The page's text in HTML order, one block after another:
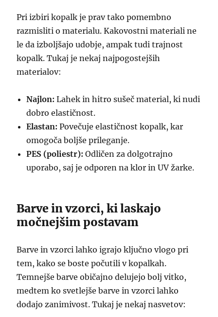
Pri izbiri kopalk je prav tako pomembno
razmisliti o materialu. Kakovostni materiali ne
le da izboljšajo udobje, ampak tudi trajnost
kopalk. Tukaj je nekaj najpogostejših
materialov:
Najlon: Lahek in hitro sušeč material, ki nudi
dobro elastičnost.
Elastan: Povečuje elastičnost kopalk, kar
omogoča boljše prileganje.
PES (poliestr): Odličen za dolgotrajno
uporabo, saj je odporen na klor in UV žarke.
Barve in vzorci, ki laskajo
močnejšim postavam
Barve in vzorci lahko igrajo ključno vlogo pri
tem, kako se boste počutili v kopalkah.
Temnejše barve običajno delujejo bolj vitko,
medtem ko svetlejše barve in vzorci lahko
dodajo zanimivost. Tukaj je nekaj nasvetov: